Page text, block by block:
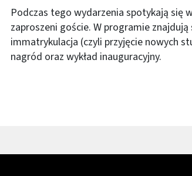
Podczas tego wydarzenia spotykają się
zaproszeni goście. W programie
immatrykulacja (czyli przyjęcie nowych
nagród oraz wykład inauguracyjny.